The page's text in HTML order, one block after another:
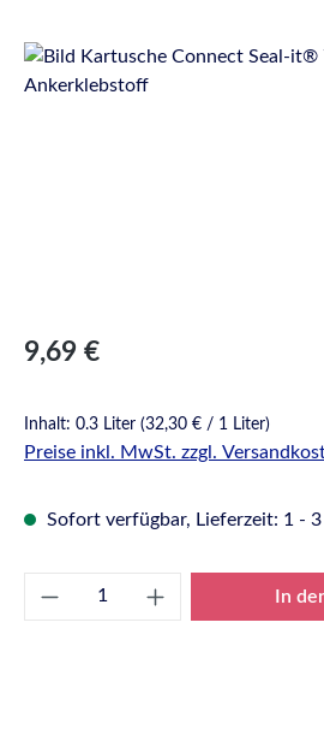
Bildergalerie überspringen
Regulärer Preis:
9,69 €
Inhalt: 0.3 Liter (32,30 € / 1 Liter)
Preise inkl. MwSt. zzgl.
Sofort verfügbar, Lieferzeit: 1 -
Produkt Anzahl: Gib In